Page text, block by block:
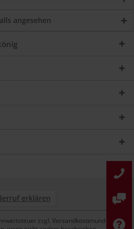
angesehen
erklären
zzgl. Versandkostenund ggf.